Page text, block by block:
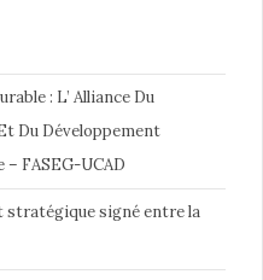
: L’ Alliance Du
Du Développement
FASEG-UCAD
signé entre la